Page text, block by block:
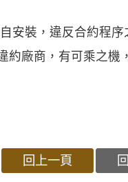
安裝，違反合約程序
約廠商，有可乘之機
回上一頁